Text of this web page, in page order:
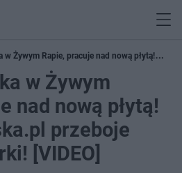
w Żywym Rapie, pracuje nad nową płytą!
raperki! [VIDEO]
w Żywym
nad nową płytą!
przeboje
[VIDEO]